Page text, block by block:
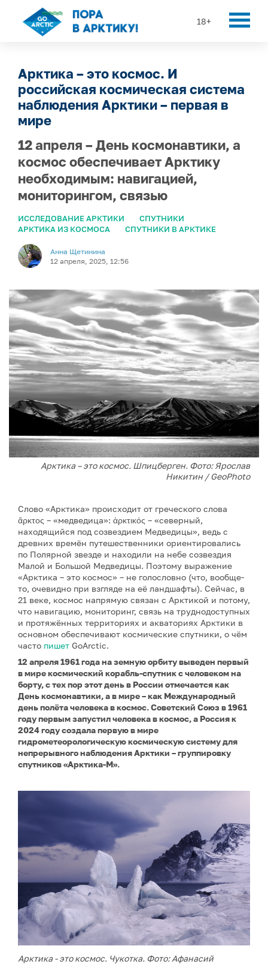
18+
Арктика – это космос. И
российская космическая система
наблюдения Арктики – первая в
мире
12 апреля – День космонавтики, а
космос обеспечивает Арктику
необходимым: навигацией,
мониторингом, связью
ИССЛЕДОВАНИЕ АРКТИКИ
СПУТНИКИ
АРКТИКА ИЗ КОСМОСА
СПУТНИКИ В АРКТИКЕ
Анна Щетинина
12 апреля, 2025, 12:56
Арктика – это космос. Шпицберген. Фото: Ярослав
Никитин / GeoPhoto
Слово «Арктика» происходит от греческого слова
ἄρκτος – «медведица»: ἀρκτικός – «северный,
находящийся под созвездием Медведицы», ведь с
древних времён путешественники ориентировались
по Полярной звезде и находили на небе созвездия
Малой и Большой Медведицы. Поэтому выражение
«Арктика – это космос» – не голословно (что, вообще-
то, очевидно при взгляде на её ландшафты). Сейчас, в
21 веке, космос напрямую связан с Арктикой и потому,
что навигацию, мониторинг, связь на труднодоступных
и протяжённых территориях и акваториях Арктики в
основном обеспечивают космические спутники, о чём
часто пишет GoArctic.
12 апреля 1961 года на земную орбиту выведен первый
в мире космический корабль-спутник с человеком на
борту, с тех пор этот день в России отмечается как
День космонавтики, а в мире – как Международный
день полёта человека в космос. Советский Союз в 1961
году первым запустил человека в космос, а Россия к
2024 году создала первую в мире
гидрометеорологическую космическую систему для
непрерывного наблюдения Арктики – группировку
спутников «Арктика-М».
Арктика - это космос. Чукотка. Фото: Афанасий